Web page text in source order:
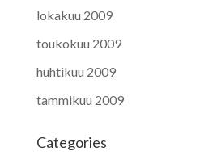
lokakuu 2009
toukokuu 2009
huhtikuu 2009
tammikuu 2009
Categories